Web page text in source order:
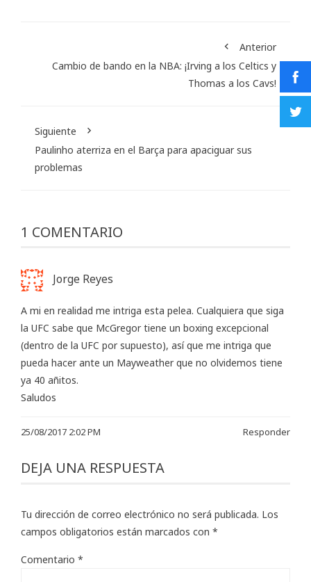
Anterior
Cambio de bando en la NBA: ¡Irving a los Celtics y
Thomas a los Cavs!
Siguiente
Paulinho aterriza en el Barça para apaciguar sus
problemas
1 COMENTARIO
Jorge Reyes
A mi en realidad me intriga esta pelea. Cualquiera que siga
la UFC sabe que McGregor tiene un boxing excepcional
(dentro de la UFC por supuesto), así que me intriga que
pueda hacer ante un Mayweather que no olvidemos tiene
ya 40 añitos.
Saludos
25/08/2017 2:02 PM Responder
DEJA UNA RESPUESTA
Tu dirección de correo electrónico no será publicada. Los
campos obligatorios están marcados con *
Comentario *